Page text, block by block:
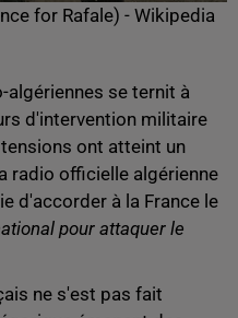
for Rafale) - Wikipedia
se ternit à
d'intervention militaire
ont atteint un
radio officielle algérienne
d'accorder à la France le
pour attaquer le
ne s'est pas fait